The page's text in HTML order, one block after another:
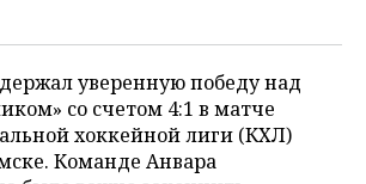
уверенную победу над
со счетом 4:1 в матче
хоккейной лиги (КХЛ)
Команде Анвара